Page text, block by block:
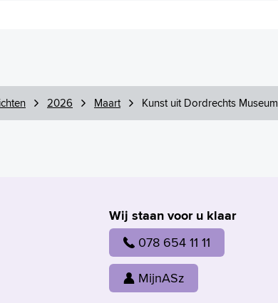
2026 Maart Kunst uit Dordrechts
Wij staan voor u klaar
078 654 11 11
MijnASz